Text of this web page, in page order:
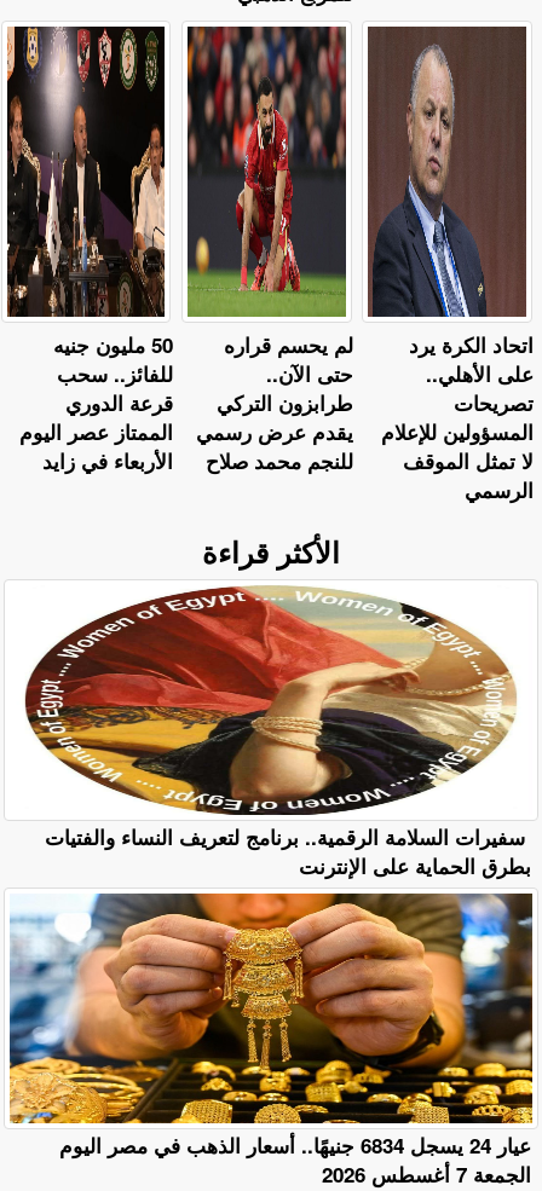
50 مليون جنيه
للفائز.. سحب
قرعة الدوري
الممتاز عصر اليوم
الأربعاء في زايد
لم يحسم قراره
حتى الآن..
طرابزون التركي
يقدم عرض رسمي
للنجم محمد صلاح
اتحاد الكرة يرد
على الأهلي..
تصريحات
المسؤولين للإعلام
لا تمثل الموقف
الرسمي
الأكثر قراءة
سفيرات السلامة الرقمية.. برنامج لتعريف النساء والفتيات
بطرق الحماية على الإنترنت
عيار 24 يسجل 6834 جنيهًا.. أسعار الذهب في مصر اليوم
الجمعة 7 أغسطس 2026